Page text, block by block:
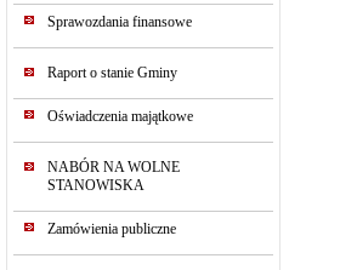
Sprawozdania finansowe
Raport o stanie Gminy
Oświadczenia majątkowe
NABÓR NA WOLNE
STANOWISKA
Zamówienia publiczne